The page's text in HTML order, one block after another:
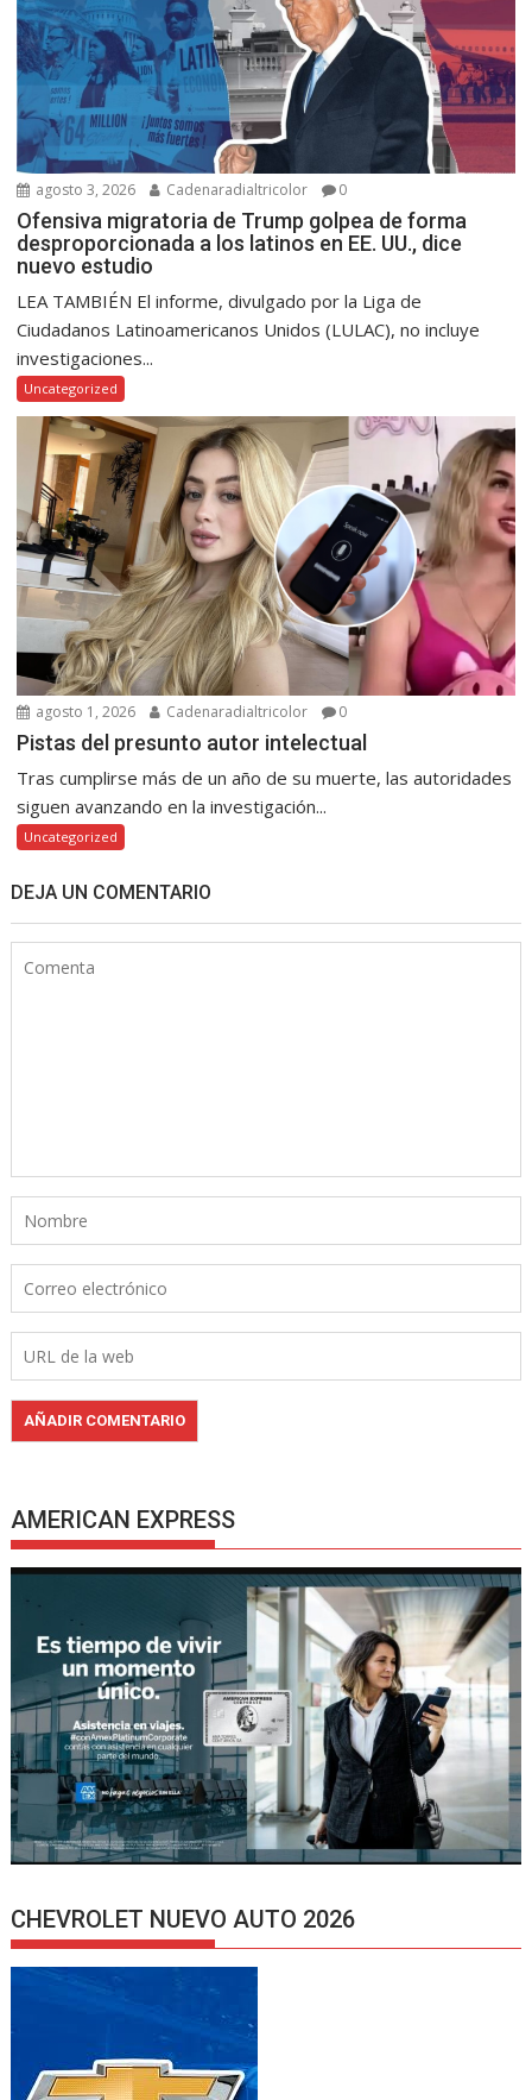
agosto 3, 2026 Cadenaradialtricolor 0
Ofensiva migratoria de Trump golpea de forma
desproporcionada a los latinos en EE. UU., dice
nuevo estudio
LEA TAMBIÉN El informe, divulgado por la Liga de
Ciudadanos Latinoamericanos Unidos (LULAC), no incluye
investigaciones...
Uncategorized
agosto 1, 2026 Cadenaradialtricolor 0
Pistas del presunto autor intelectual
Tras cumplirse más de un año de su muerte, las autoridades
siguen avanzando en la investigación...
Uncategorized
DEJA UN COMENTARIO
AMERICAN EXPRESS
CHEVROLET NUEVO AUTO 2026